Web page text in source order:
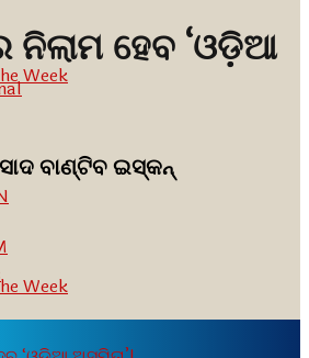
Week
Week
ନିଲାମ ହେବ ‘ଓଡ଼ିଆ
ବାଣ୍ଟିବ ଇସ୍କନ୍